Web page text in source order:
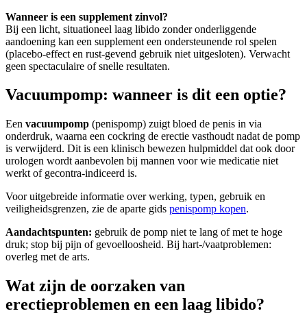
Wanneer is een supplement zinvol?
Bij een licht, situationeel laag libido zonder onderliggende
aandoening kan een supplement een ondersteunende rol spelen
(placebo-effect en rust-gevend gebruik niet uitgesloten). Verwacht
geen spectaculaire of snelle resultaten.
Vacuumpomp: wanneer is dit een optie?
Een vacuumpomp (penispomp) zuigt bloed de penis in via
onderdruk, waarna een cockring de erectie vasthoudt nadat de pomp
is verwijderd. Dit is een klinisch bewezen hulpmiddel dat ook door
urologen wordt aanbevolen bij mannen voor wie medicatie niet
werkt of gecontra-indiceerd is.
Voor uitgebreide informatie over werking, typen, gebruik en
veiligheidsgrenzen, zie de aparte gids penispomp kopen.
Aandachtspunten: gebruik de pomp niet te lang of met te hoge
druk; stop bij pijn of gevoelloosheid. Bij hart-/vaatproblemen:
overleg met de arts.
Wat zijn de oorzaken van
erectieproblemen en een laag libido?